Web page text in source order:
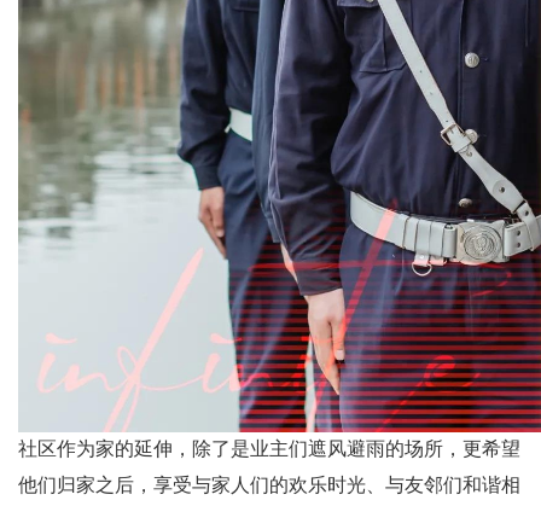
社区作为家的延伸，除了是业主们遮风避雨的场所，更希望
他们归家之后，享受与家人们的欢乐时光、与友邻们和谐相